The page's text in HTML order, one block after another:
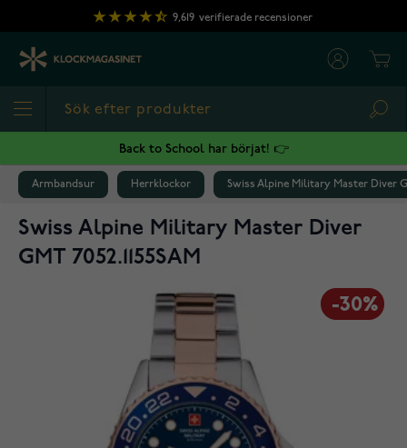
Hoppa till innehållet
9,619 verifierade recensioner
Back to School har börjat! 👉
Armbandsur Herrklockor Swiss Alpine Military Master Diver
Swiss Alpine Military Master Diver
GMT 7052.1155SAM
-30%